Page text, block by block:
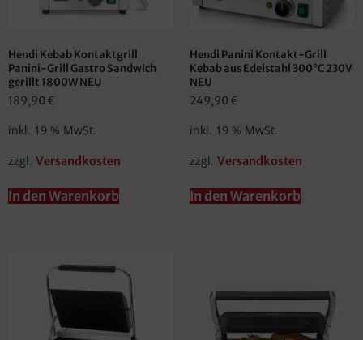
Hendi Kebab Kontaktgrill
Panini-Grill Gastro Sandwich
gerillt 1800W NEU
189,90 €
inkl. 19 % MwSt.
zzgl. Versandkosten
In den Warenkorb
Hendi Panini Kontakt-Grill
Kebab aus Edelstahl 300°C 230V
NEU
249,90 €
inkl. 19 % MwSt.
zzgl. Versandkosten
In den Warenkorb